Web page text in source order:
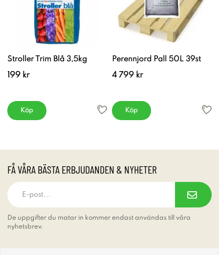
Stroller Trim Blå 3,5kg
199 kr
Köp
Perennjord Pall 50L 39st
4 799 kr
Köp
FÅ VÅRA BÄSTA ERBJUDANDEN & NYHETER
De uppgifter du matar in kommer endast användas till våra
nyhetsbrev.